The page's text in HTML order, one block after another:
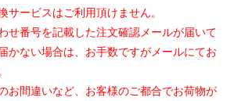
サービスはご利用頂けません。
せ番号を記載した注文確認メールが届いて
かない場合は、お手数ですがメールにてお
お間違いなど、お客様のご都合でお荷物が